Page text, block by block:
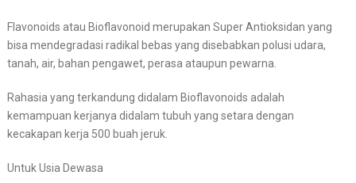
Flavonoids atau Bioflavonoid merupakan Super Antioksidan yang
bisa mendegradasi radikal bebas yang disebabkan polusi udara,
tanah, air, bahan pengawet, perasa ataupun pewarna.
Rahasia yang terkandung didalam Bioflavonoids adalah
kemampuan kerjanya didalam tubuh yang setara dengan
kecakapan kerja 500 buah jeruk.
Untuk Usia Dewasa